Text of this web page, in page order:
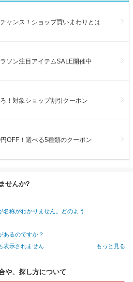
ャンス！ショップ買いまわりとは
ソン注目アイテムSALE開催中
！対象ショップ割引クーポン
OFF！選べる5種類のクーポン
せんか?
名称がわかりません。どのよう
あるのですか？
表示されません
もっと見る
や、探し方について